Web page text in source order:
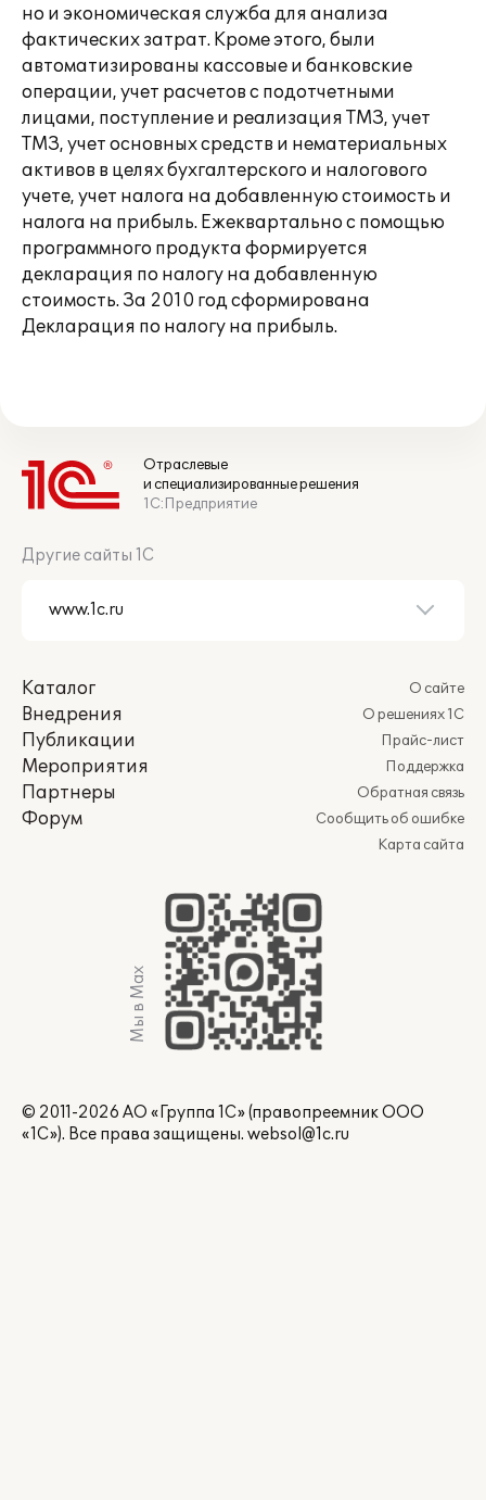
но и экономическая служба для анализа
фактических затрат. Кроме этого, были
автоматизированы кассовые и банковские
операции, учет расчетов с подотчетными
лицами, поступление и реализация ТМЗ, учет
ТМЗ, учет основных средств и нематериальных
активов в целях бухгалтерского и налогового
учете, учет налога на добавленную стоимость и
налога на прибыль. Ежеквартально с помощью
программного продукта формируется
декларация по налогу на добавленную
стоимость. За 2010 год сформирована
Декларация по налогу на прибыль.
Отраслевые
и специализированные решения
1С:Предприятие
Другие сайты 1С
Каталог
Внедрения
Публикации
Мероприятия
Партнеры
Форум
О сайте
О решениях 1С
Прайс-лист
Поддержка
Обратная связь
Сообщить об ошибке
Карта сайта
Мы в Max
© 2011-2026 АО «Группа 1С» (правопреемник ООО
«1С»). Все права защищены. websol@1c.ru